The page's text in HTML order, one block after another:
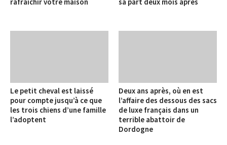
rafraîchir votre maison sa part deux mois après
Le petit cheval est laissé
pour compte jusqu’à ce que
les trois chiens d’une famille
l’adoptent
Deux ans après, où en est
l’affaire des dessous des sacs
de luxe français dans un
terrible abattoir de
Dordogne